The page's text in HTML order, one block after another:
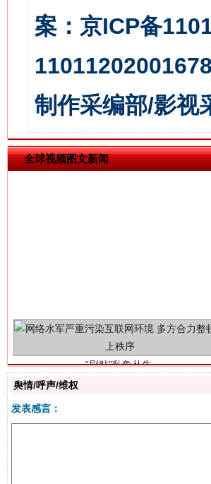
案：京ICP备
11011202001678
制作采编部/影视
全球视频图文新闻
舆情/呼声/维权
发表感言：